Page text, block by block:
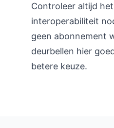
Controleer altijd
interoperabiliteit
geen abonnement
deurbellen hier
betere keuze.